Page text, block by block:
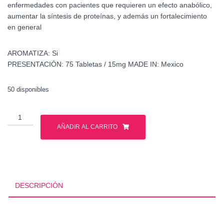
enfermedades con pacientes que requieren un efecto anabólico,
aumentar la síntesis de proteínas, y además un fortalecimiento
en general
AROMATIZA: Si
PRESENTACIÓN: 75 Tabletas / 15mg MADE IN: Mexico
50 disponibles
Dianabol
en
AÑADIR AL CARRITO
DESCRIPCIÓN